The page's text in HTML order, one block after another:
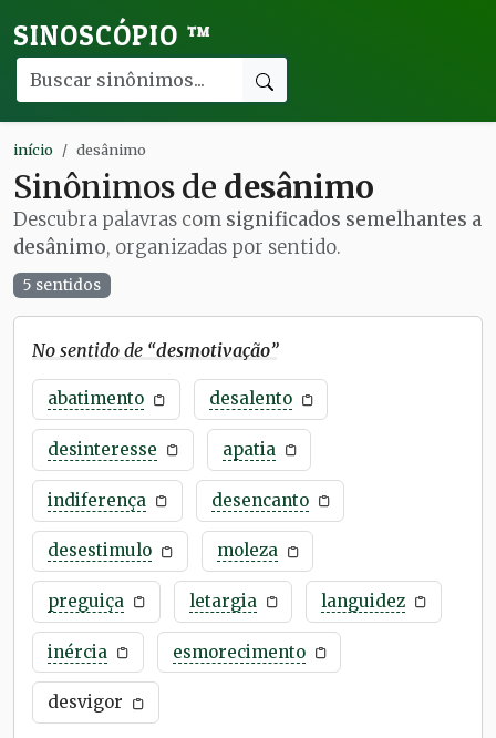
SINOSCÓPIO ™
início desânimo
Sinônimos de desânimo
Descubra palavras com significados semelhantes a
desânimo, organizadas por sentido.
5 sentidos
No sentido de “desmotivação”
abatimento desalento
desinteresse apatia
indiferença desencanto
desestimulo moleza
preguiça letargia languidez
inércia esmorecimento
desvigor